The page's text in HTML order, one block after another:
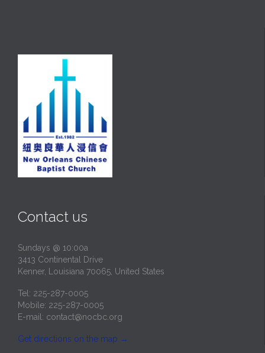
Contact us
Sundays @ 10:00a
3413 Continental Drive
Kenner, Louisiana 70065, United States
Tel: 225-287-0005
Mobile: 225-287-0005
E-mail: contact@nocbc.org
Get directions on the map →